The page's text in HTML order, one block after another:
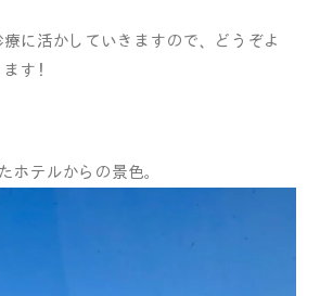
に活かしていきますので、どうぞよ
す！
ホテルからの景色。